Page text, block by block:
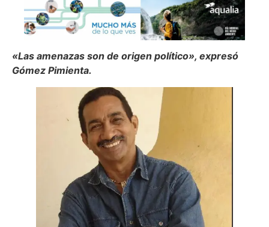
«Las amenazas son de origen político», expresó
Gómez Pimienta.